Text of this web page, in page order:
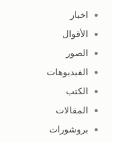
اخبار
الأقوال
الصور
الفيديوهات
الكتب
المقالات
بروشورات